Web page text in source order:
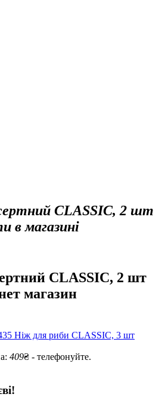
CLASSIC, 2 шт
в магазині
CLASSIC, 2 шт
магазин
Ніж для риби CLASSIC, 3 шт
409₴ - телефонуйте.